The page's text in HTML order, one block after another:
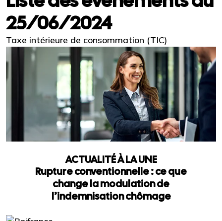
25/06/2024
Taxe intérieure de consommation (TIC)
ACTUALITÉ À LA UNE
Rupture conventionnelle : ce que
change la modulation de
l’indemnisation chômage